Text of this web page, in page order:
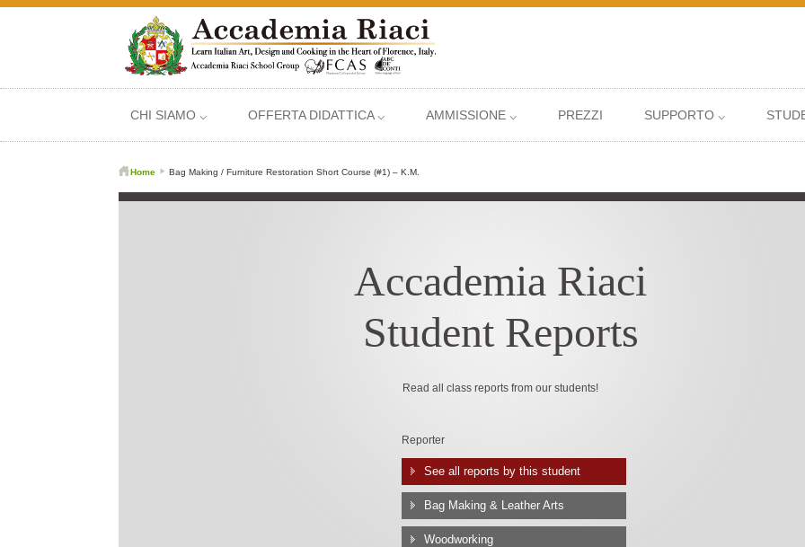
CHI SIAMO ⌵ OFFERTA DIDATTICA ⌵ AMMISSIONE ⌵ PREZZI SUPPORTO ⌵
Home Bag Making / Furniture Restoration Short Course (#1) – K.M.
Accademia Riaci
Student Reports
Read all class reports from our students!
Reporter
See all reports by this student
Bag Making & Leather Arts
Woodworking